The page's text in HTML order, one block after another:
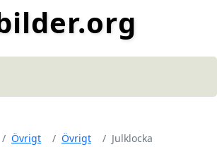
Övrigt Övrigt Julklocka